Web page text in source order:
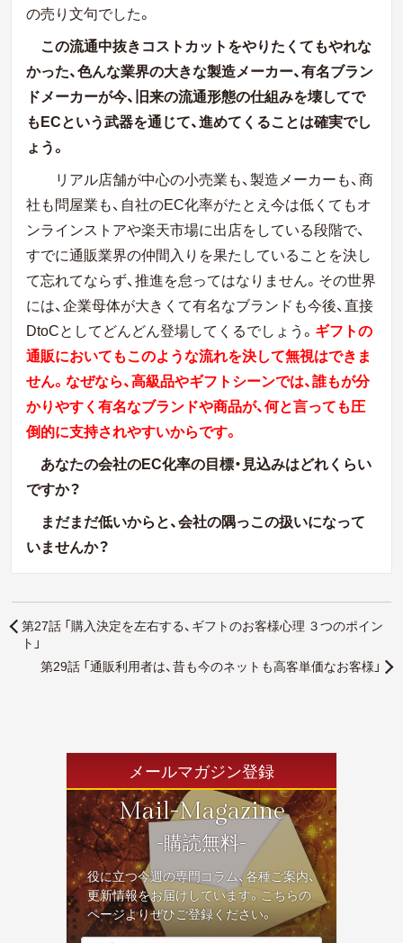
の売り文句でした。
この流通中抜きコストカットをやりたくてもやれな
かった、色んな業界の大きな製造メーカー、有名ブラン
ドメーカーが今、旧来の流通形態の仕組みを壊してで
もECという武器を通じて、進めてくることは確実でし
ょう。
リアル店舗が中心の小売業も、製造メーカーも、商
社も問屋業も、自社のEC化率がたとえ今は低くてもオ
ンラインストアや楽天市場に出店をしている段階で、
すでに通販業界の仲間入りを果たしていることを決し
て忘れてならず、推進を怠ってはなりません。その世界
には、企業母体が大きくて有名なブランドも今後、直接
DtoCとしてどんどん登場してくるでしょう。 ギフトの
通販においてもこのような流れを決して無視はできま
せん。なぜなら、高級品やギフトシーンでは、誰もが分
かりやすく有名なブランドや商品が、何と言っても圧
倒的に支持されやすいからです。
あなたの会社のEC化率の目標・見込みはどれくらい
ですか？
まだまだ低いからと、会社の隅っこの扱いになって
いませんか？
第27話 「購入決定を左右する、ギフトのお客様心理 ３つのポイン
ト」
第29話 「通販利用者は、昔も今のネットも高客単価なお客様」
メールマガジン登録
Mail-Magazine
-購読無料-
役に立つ今週の専門コラム、各種ご案内、
更新情報をお届けしています。こちらの
ページよりぜひご登録ください。